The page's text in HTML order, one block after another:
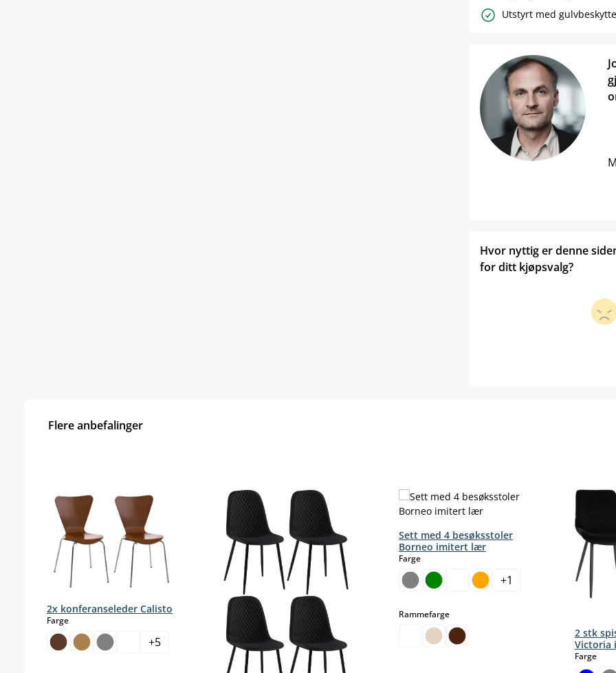
Utstyrt med
Hvor nyttig er denne
for ditt kjøpsvalg?
Flere anbefalinger
2x konferanseleder Calisto
Fargeselect
+5
Sett med 4 besøksstoler
Borneo imitert lær
Fargeselect
+1
Rammefargeselect
2 stk
Victoria
Farge